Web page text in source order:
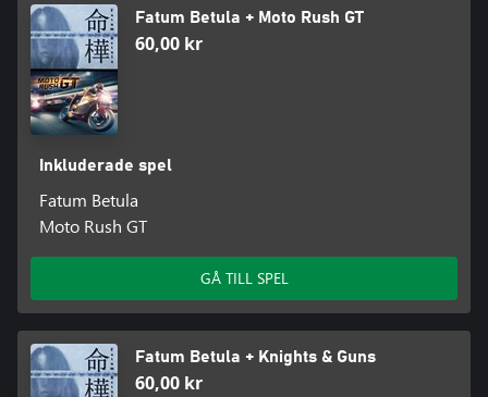
Fatum Betula + Moto Rush GT
60,00 kr
Inkluderade spel
Fatum Betula
Moto Rush GT
GÅ TILL SPEL
Fatum Betula + Knights & Guns
60,00 kr